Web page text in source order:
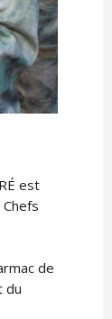
est
de
du